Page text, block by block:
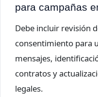
para campañas
Debe incluir revisión
consentimiento para
mensajes,
contratos y
legales.